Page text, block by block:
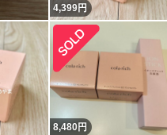
4,399円
8,480円